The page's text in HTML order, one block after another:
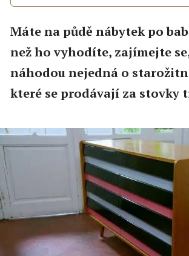
Máte na půdě nábytek po
než ho vyhodíte, zajímejte
náhodou nejedná o
které se prodávají za stovky